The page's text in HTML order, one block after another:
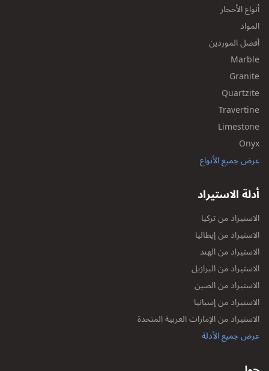
أنواع الأحجار
المواد
أفضل الموردين
Marble
Granite
Quartzite
Travertine
Limestone
Onyx
عرض جميع الأنواع
أدلة الاستيراد
الاستيراد من تركيا
الاستيراد من إيطاليا
الاستيراد من الهند
الاستيراد من البرازيل
الاستيراد من الصين
الاستيراد من إسبانيا
الاستيراد من الإمارات العربية المتحدة
عرض جميع الأدلة